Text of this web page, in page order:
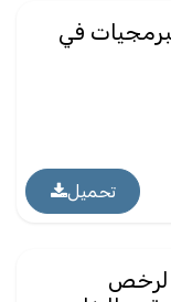
في
تحميل
لرخص